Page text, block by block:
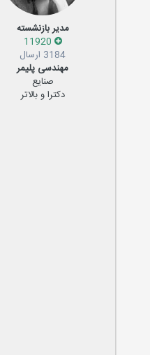
مدیر بازنشسته
3184 ارسال
مهندسی پلیمر
صنایع
دکترا و بالاتر